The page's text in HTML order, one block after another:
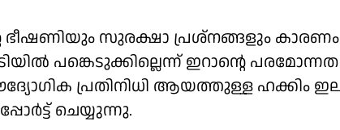
ഭീഷണിയും സുരക്ഷാ പ്രശ്‌നങ്ങളും
പങ്കെടുക്കില്ലെന്ന് ഇറാന്റെ പരമോന്നത
പ്രതിനിധി ആയത്തുള്ള ഹക്കിം
ചെയ്യുന്നു.